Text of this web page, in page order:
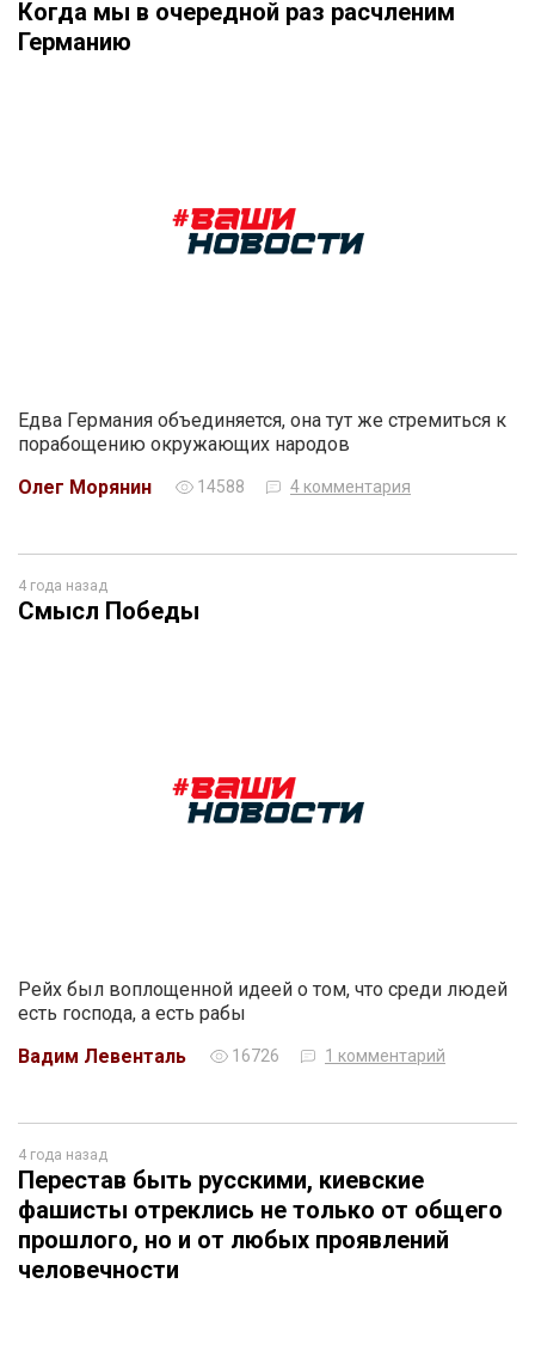
Когда мы в очередной раз расчленим
Германию
Едва Германия объединяется, она тут же стремиться к
порабощению окружающих народов
Олег Морянин
14588 4 комментария
4 года назад
Смысл Победы
Рейх был воплощенной идеей о том, что среди людей
есть господа, а есть рабы
Вадим Левенталь
16726 1 комментарий
4 года назад
Перестав быть русскими, киевские
фашисты отреклись не только от общего
прошлого, но и от любых проявлений
человечности